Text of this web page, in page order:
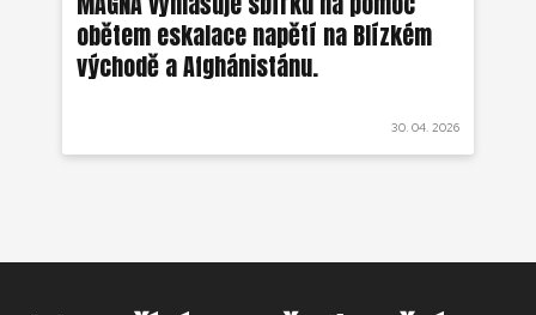
obětem eskalace napětí na Blízkém
východě a Afghánistánu.
30. 04. 2026